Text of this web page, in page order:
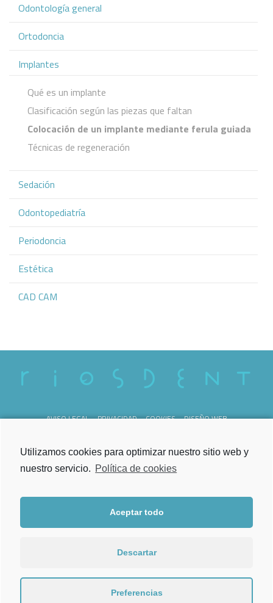
Odontología general
Ortodoncia
Implantes
Qué es un implante
Clasificación según las piezas que faltan
Colocación de un implante mediante ferula guiada
Técnicas de regeneración
Sedación
Odontopediatría
Periodoncia
Estética
CAD CAM
AVISO LEGAL PRIVACIDAD COOKIES DISEÑO WEB
Lunes a Viernes
de 09.00h a 21.00h
Torrecedeira 52, Bajo
36202 Vigo
Utilizamos cookies para optimizar nuestro sitio web y
nuestro servicio. Política de cookies
Aceptar todo
Descartar
Preferencias